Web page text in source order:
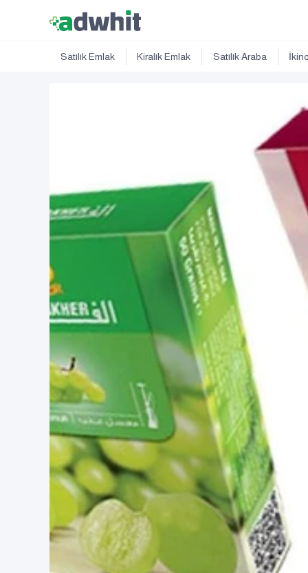
Satılık Emlak Kiralık Emlak Satılık Araba